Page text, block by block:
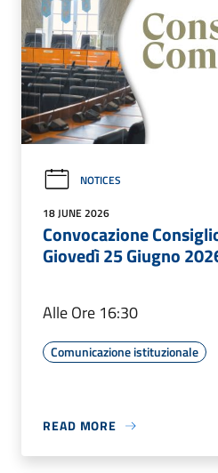
NOTICES
18 JUNE 2026
Convocazione
Giovedì 25 Giugno
Alle Ore 16:30
Comunicazione istituzionale
READ MORE